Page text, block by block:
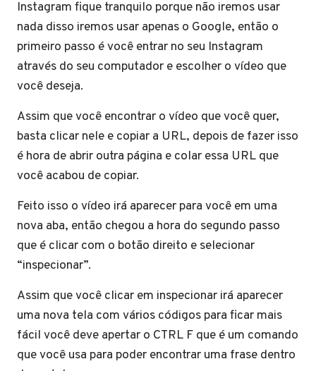
Instagram fique tranquilo porque não iremos usar
nada disso iremos usar apenas o Google, então o
primeiro passo é você entrar no seu Instagram
através do seu computador e escolher o vídeo que
você deseja.
Assim que você encontrar o vídeo que você quer,
basta clicar nele e copiar a URL, depois de fazer isso
é hora de abrir outra página e colar essa URL que
você acabou de copiar.
Feito isso o vídeo irá aparecer para você em uma
nova aba, então chegou a hora do segundo passo
que é clicar com o botão direito e selecionar
“inspecionar”.
Assim que você clicar em inspecionar irá aparecer
uma nova tela com vários códigos para ficar mais
fácil você deve apertar o CTRL F que é um comando
que você usa para poder encontrar uma frase dentro